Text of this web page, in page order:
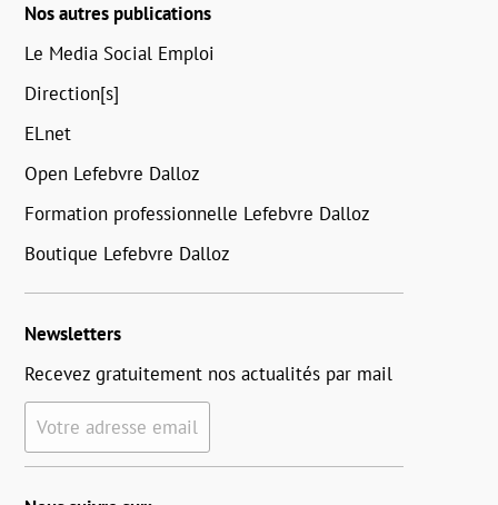
Nos autres publications
Le Media Social Emploi
Direction[s]
ELnet
Open Lefebvre Dalloz
Formation professionnelle Lefebvre Dalloz
Boutique Lefebvre Dalloz
Newsletters
Recevez gratuitement nos actualités par mail
Votre adresse email